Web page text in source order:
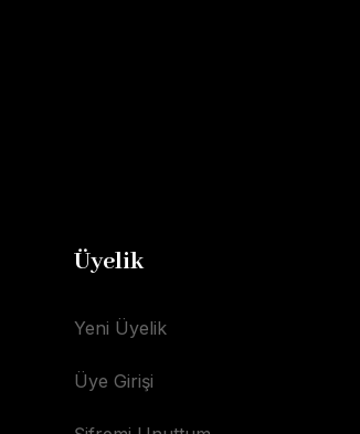
Üyelik
Yeni Üyelik
Üye Girişi